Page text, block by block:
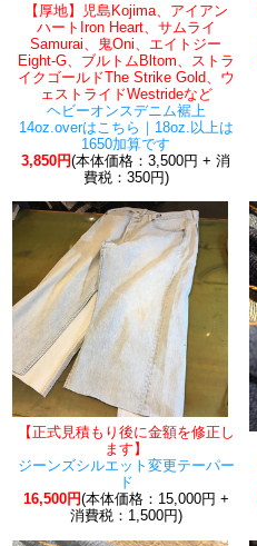
【厚地】児島Kojima、アイアン
ハートIron Heart、サムライ
Samurai、鬼Oni、エイトジー
Eight-G、ブルトムBltom、ストラ
イクゴールドThe Strike Gold、ウ
ェストライドWestrideなど
ヘビーオンスデニム裾上
14oz.overはこちら｜18oz.以上は
1650加算です
3,850円(本体価格：3,500円 + 消
費税：350円)
【正式見積もり後に金額を修正し
ます】
ジーンズシルエット変更テーパー
ド
16,500円(本体価格：15,000円 +
消費税：1,500円)